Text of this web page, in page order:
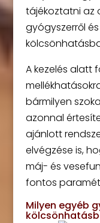
tájékoztatni az
gyógyszerről
A kezelés alatt
bármilyen
azonnal
ajánlott
elvégzése is,
máj- és
fontos
Milyen egyéb